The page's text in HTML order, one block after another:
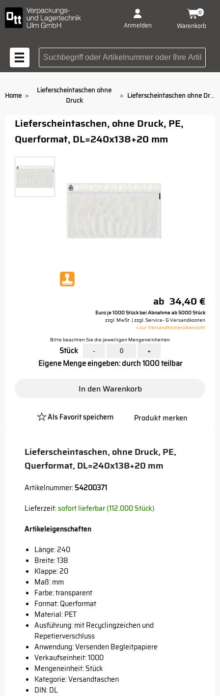
Anmelden Warenkorb
0
Suchbegriff oder
Home >
Lieferscheintaschen ohne
Druck
> Lieferscheintaschen ohne Druck, Querformat, DL
Lieferscheintaschen, ohne Druck, PE,
Querformat, DL=240x138+20 mm
Artikelnummer:54200371
Lieferzeit:sofort lieferbar (112.000 Stück)
Artikeleigenschaften
Länge: 240
Breite: 138
Klappe: 20
Maß: mm
Farbe: transparent
Format: Querformat
Material: PET
Ausführung: mit Recyclingzeichen und
Repetierverschluss
Anwendung: Versenden Begleitpapiere
Verkaufseinheit: 1000
Mengeneinheit: Stück
Kategorie: Versandtaschen
DIN: DL
Lieferscheintaschen, ohne Druck, PE,
Querformat, DL=240x138+20 mm
ab 34,40 €
Euro je 1000 Stück bei Abnahme ab 5000 Stück
zzgl. MwSt. | zzgl. Service- & Versandkosten
> zur Versandkostenübersicht
Bitte beachten Sie die jeweiligen Mengeneinheiten
Stück - +
Eigene Menge eingeben: durch 1000 teilbar
In den Warenkorb
Als Favorit speichern
Platzhalter
Produkt merken